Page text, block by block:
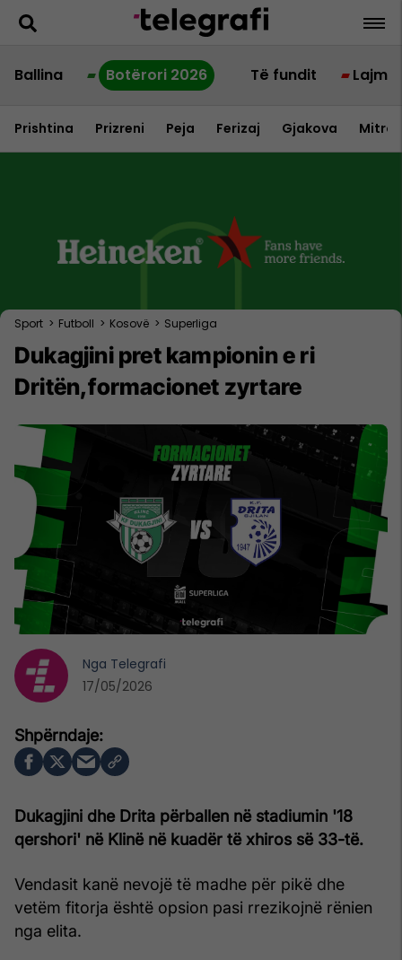
Ballina Botërori 2026 Të fundit Lajme
Prishtina Prizreni Peja Ferizaj Gjakova
Sport > Futboll > Kosovë > Superliga
Dukagjini pret kampionin e ri
Dritën,formacionet zyrtare
Dukagjini dhe Drita përballen në stadiumin '18
qershori' në Klinë në kuadër të xhiros së 33-të.
Vendasit kanë nevojë të madhe për pikë dhe
vetëm fitorja është opsion pasi rrezikojnë rënien
nga elita.
Nga Telegrafi
17/05/2026